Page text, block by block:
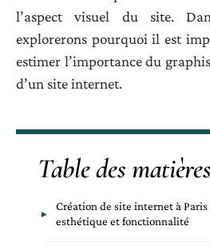
l’aspect visuel du site.
explorerons pourquoi il est
estimer l’importance du
d’un site internet.
Table des matières
Création de site internet à Paris
esthétique et fonctionnalité